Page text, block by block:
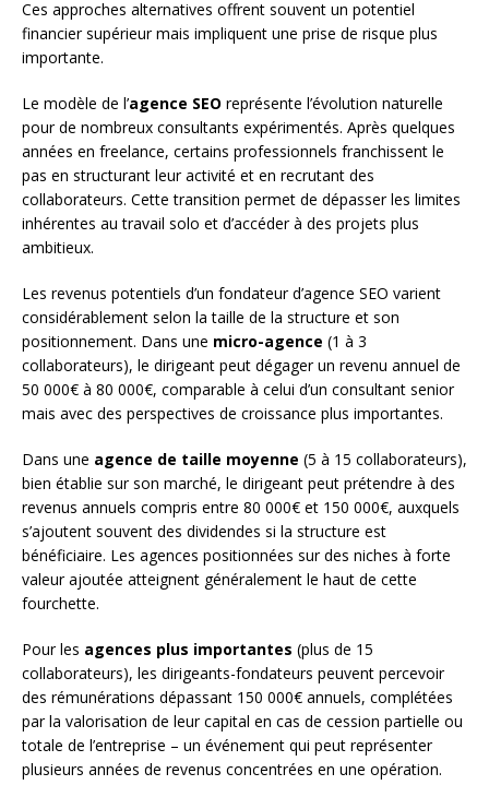
Ces approches alternatives offrent souvent un potentiel
financier supérieur mais impliquent une prise de risque plus
importante.
Le modèle de l’agence SEO représente l’évolution naturelle
pour de nombreux consultants expérimentés. Après quelques
années en freelance, certains professionnels franchissent le
pas en structurant leur activité et en recrutant des
collaborateurs. Cette transition permet de dépasser les limites
inhérentes au travail solo et d’accéder à des projets plus
ambitieux.
Les revenus potentiels d’un fondateur d’agence SEO varient
considérablement selon la taille de la structure et son
positionnement. Dans une micro-agence (1 à 3
collaborateurs), le dirigeant peut dégager un revenu annuel de
50 000€ à 80 000€, comparable à celui d’un consultant senior
mais avec des perspectives de croissance plus importantes.
Dans une agence de taille moyenne (5 à 15 collaborateurs),
bien établie sur son marché, le dirigeant peut prétendre à des
revenus annuels compris entre 80 000€ et 150 000€, auxquels
s’ajoutent souvent des dividendes si la structure est
bénéficiaire. Les agences positionnées sur des niches à forte
valeur ajoutée atteignent généralement le haut de cette
fourchette.
Pour les agences plus importantes (plus de 15
collaborateurs), les dirigeants-fondateurs peuvent percevoir
des rémunérations dépassant 150 000€ annuels, complétées
par la valorisation de leur capital en cas de cession partielle ou
totale de l’entreprise – un événement qui peut représenter
plusieurs années de revenus concentrées en une opération.